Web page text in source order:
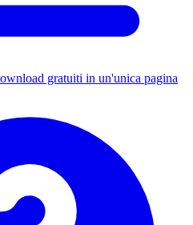
gratuiti in un'unica pagina